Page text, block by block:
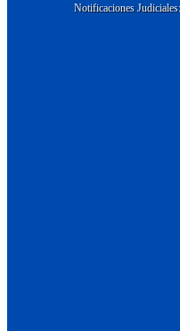
Notificaciones